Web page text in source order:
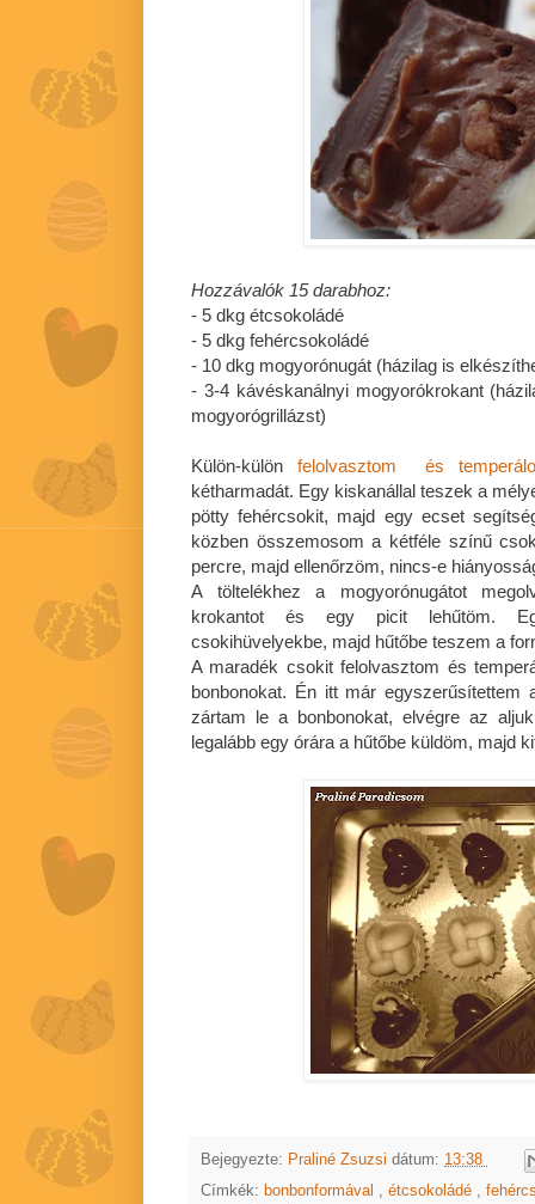
Hozzávalók 15 darabhoz:
- 5 dkg étcsokoládé
- 5 dkg fehércsokoládé
- 10 dkg mogyorónugát (házilag is
- 3-4 kávéskanálnyi mogyorókrokant
mogyorógrillázst)
Külön-különfelolvasztom és
kétharmadát. Egy kiskanállal teszek a
pötty fehércsokit, majd egy ecset
közben összemosom a kétféle színű
percre, majd ellenőrzöm, nincs-e
A töltelékhez a mogyorónugátot
krokantot és egy picit lehűtöm.
csokihüvelyekbe, majd hűtőbe teszem a
A maradék csokit felolvasztom és
bonbonokat. Én itt már
zártam le a bonbonokat, elvégre az
legalább egy órára a hűtőbe küldöm, majd
Bejegyezte: Praliné Zsuzsi dátum: 13:38
Címkék: bonbonformával , étcsokoládé ,